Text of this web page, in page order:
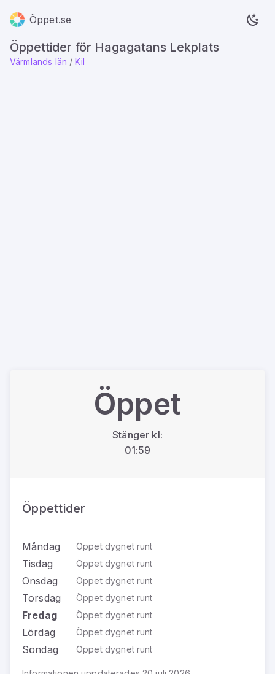
Öppet.se
Öppettider för Hagagatans Lekplats
Värmlands län / Kil
Öppet
Stänger kl:
01:59
Öppettider
Måndag Öppet dygnet runt
Tisdag Öppet dygnet runt
Onsdag Öppet dygnet runt
Torsdag Öppet dygnet runt
Fredag Öppet dygnet runt
Lördag Öppet dygnet runt
Söndag Öppet dygnet runt